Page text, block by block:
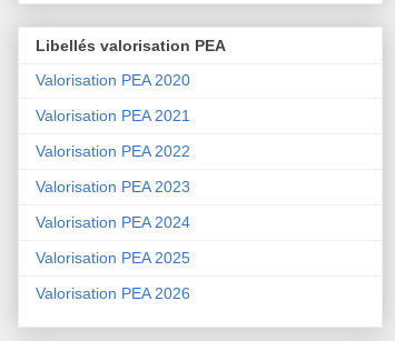
Libellés valorisation PEA
Valorisation PEA 2020
Valorisation PEA 2021
Valorisation PEA 2022
Valorisation PEA 2023
Valorisation PEA 2024
Valorisation PEA 2025
Valorisation PEA 2026